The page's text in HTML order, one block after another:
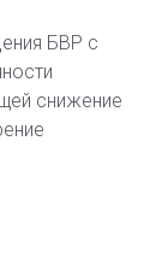
БВР с
снижение